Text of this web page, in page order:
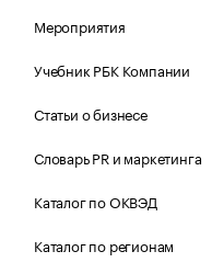
Мероприятия
Учебник РБК Компании
Статьи о бизнесе
Словарь PR и маркетинга
Каталог по ОКВЭД
Каталог по регионам